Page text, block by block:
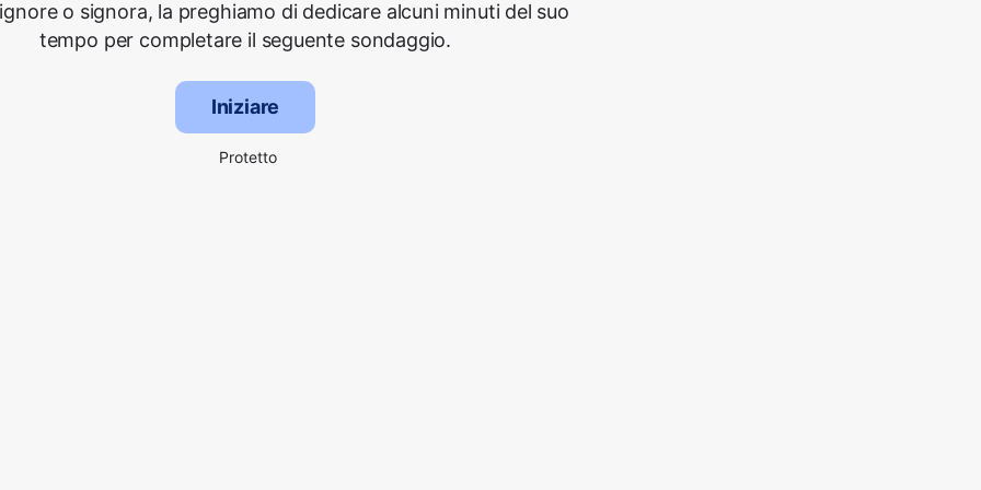
o signora, la preghiamo di dedicare alcuni minuti del suo
tempo per completare il seguente sondaggio.
Iniziare
Protetto